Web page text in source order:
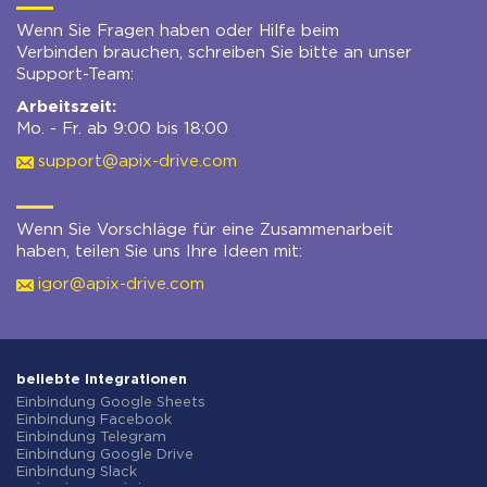
Wenn Sie Fragen haben oder Hilfe beim
Verbinden brauchen, schreiben Sie bitte an unser
Support-Team:
Arbeitszeit:
Mo. - Fr. ab 9:00 bis 18:00
support@apix-drive.com
Wenn Sie Vorschläge für eine Zusammenarbeit
haben, teilen Sie uns Ihre Ideen mit:
igor@apix-drive.com
beliebte Integrationen
Einbindung Google Sheets
Einbindung Facebook
Einbindung Telegram
Einbindung Google Drive
Einbindung Slack